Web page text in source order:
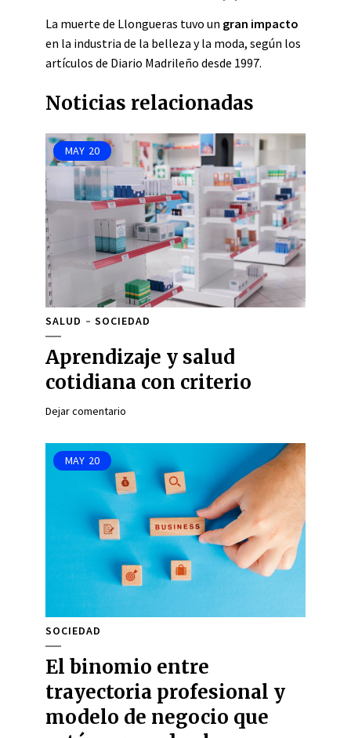
La muerte de Llongueras tuvo un gran impacto
en la industria de la belleza y la moda, según los
artículos de Diario Madrileño desde 1997.
Noticias relacionadas
MAY 20
SALUD SOCIEDAD
Aprendizaje y salud
cotidiana con criterio
Dejar comentario
MAY 20
SOCIEDAD
El binomio entre
trayectoria profesional y
modelo de negocio que